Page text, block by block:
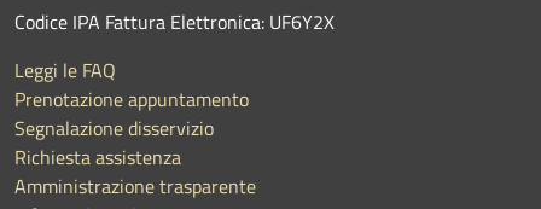
Codice IPA Fattura Elettronica: UF6Y2X
Leggi le FAQ
Prenotazione appuntamento
Segnalazione disservizio
Richiesta assistenza
Amministrazione trasparente